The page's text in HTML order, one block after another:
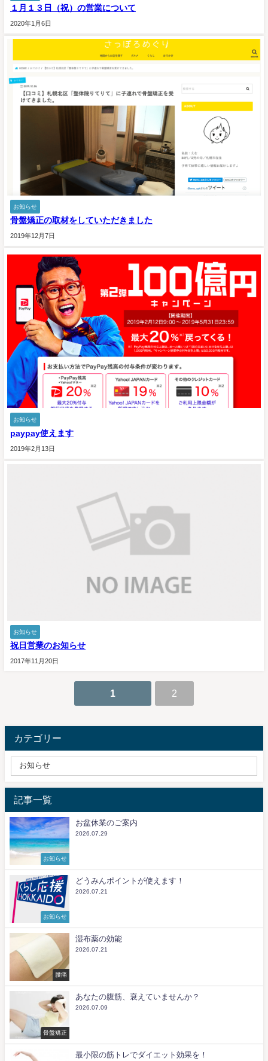
１月１３日（祝）の営業について
2020年1月6日
お知らせ
骨盤矯正の取材をしていただきました
2019年12月7日
お知らせ
paypay使えます
2019年2月13日
お知らせ
祝日営業のお知らせ
2017年11月20日
1 2
カテゴリー
記事一覧
お知らせ
お盆休業のご案内
2026.07.29
お知らせ
どうみんポイントが使えます！
2026.07.21
腰痛
湿布薬の効能
2026.07.21
骨盤矯正
あなたの腹筋、衰えていませんか？
2026.07.09
最小限の筋トレでダイエット効果を！